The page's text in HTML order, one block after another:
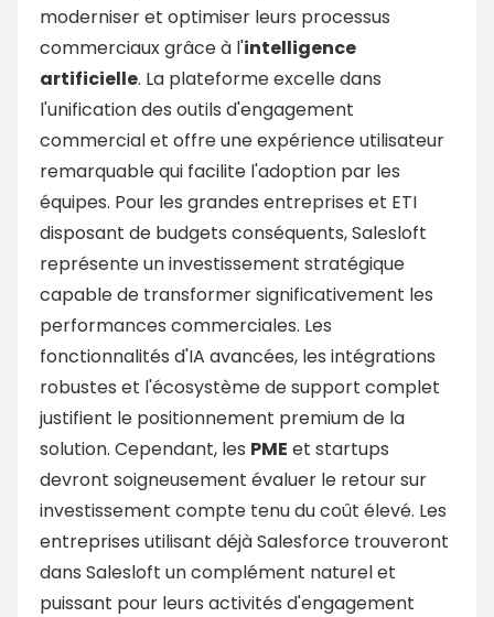
moderniser et optimiser leurs processus
commerciaux grâce à l'intelligence
artificielle. La plateforme excelle dans
l'unification des outils d'engagement
commercial et offre une expérience utilisateur
remarquable qui facilite l'adoption par les
équipes. Pour les grandes entreprises et ETI
disposant de budgets conséquents, Salesloft
représente un investissement stratégique
capable de transformer significativement les
performances commerciales. Les
fonctionnalités d'IA avancées, les intégrations
robustes et l'écosystème de support complet
justifient le positionnement premium de la
solution. Cependant, les PME et startups
devront soigneusement évaluer le retour sur
investissement compte tenu du coût élevé. Les
entreprises utilisant déjà Salesforce trouveront
dans Salesloft un complément naturel et
puissant pour leurs activités d'engagement